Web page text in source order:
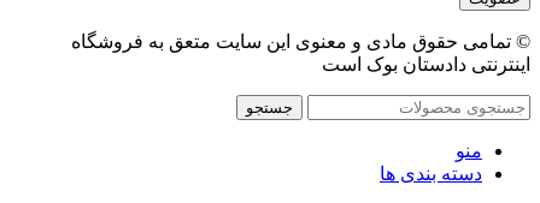
© تمامی حقوق مادی و معنوی این سایت متعق به فروشگاه
اینترنتی دادستان بوک است
جستجو
منو
دسته بندی ها